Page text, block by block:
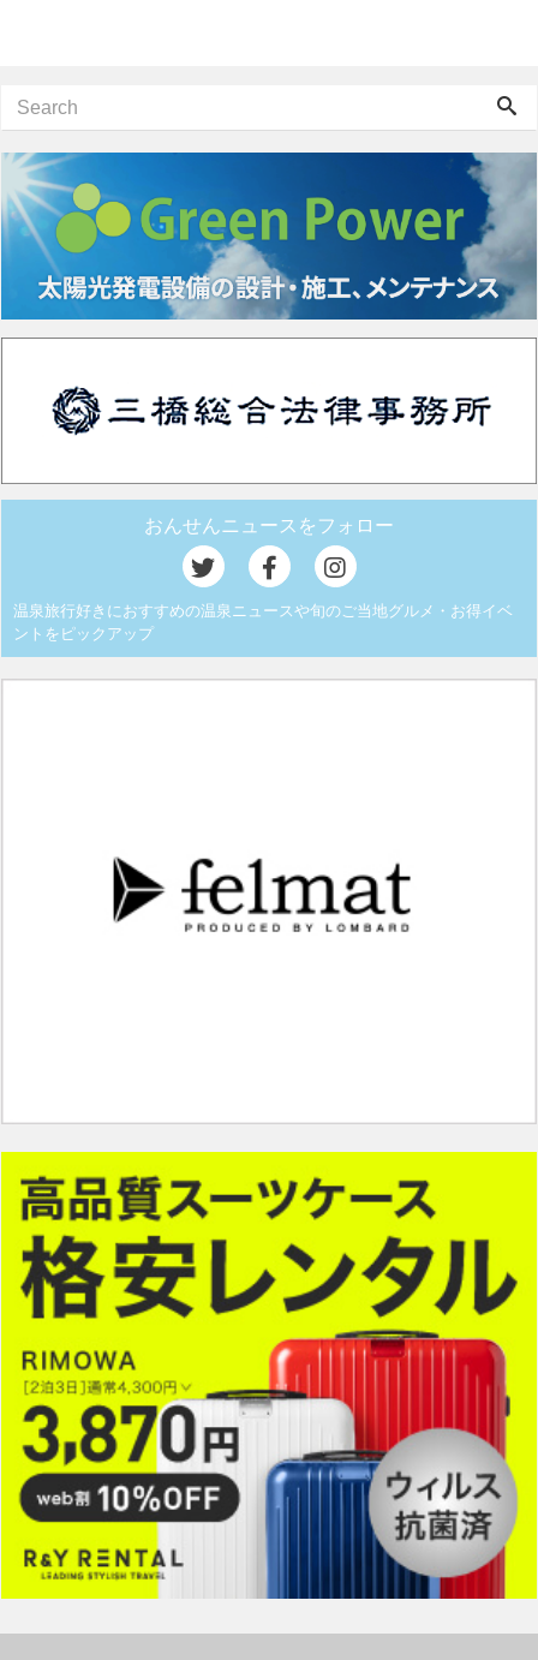
おんせんニュースをフォロー
温泉旅行好きにおすすめの温泉ニュースや旬のご当地グルメ・お得イベ
ントをピックアップ